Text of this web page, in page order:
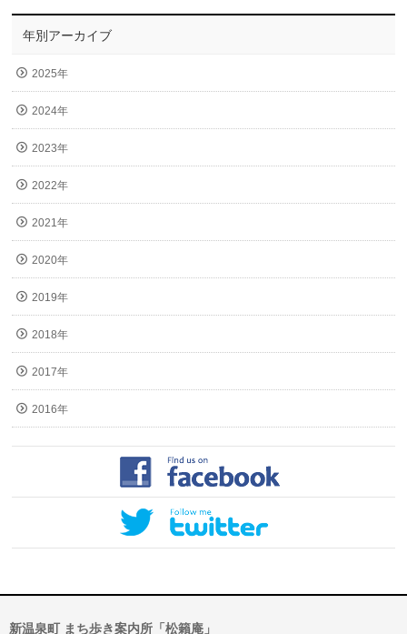
年別アーカイブ
2025年
2024年
2023年
2022年
2021年
2020年
2019年
2018年
2017年
2016年
新温泉町 まち歩き案内所「松籟庵」